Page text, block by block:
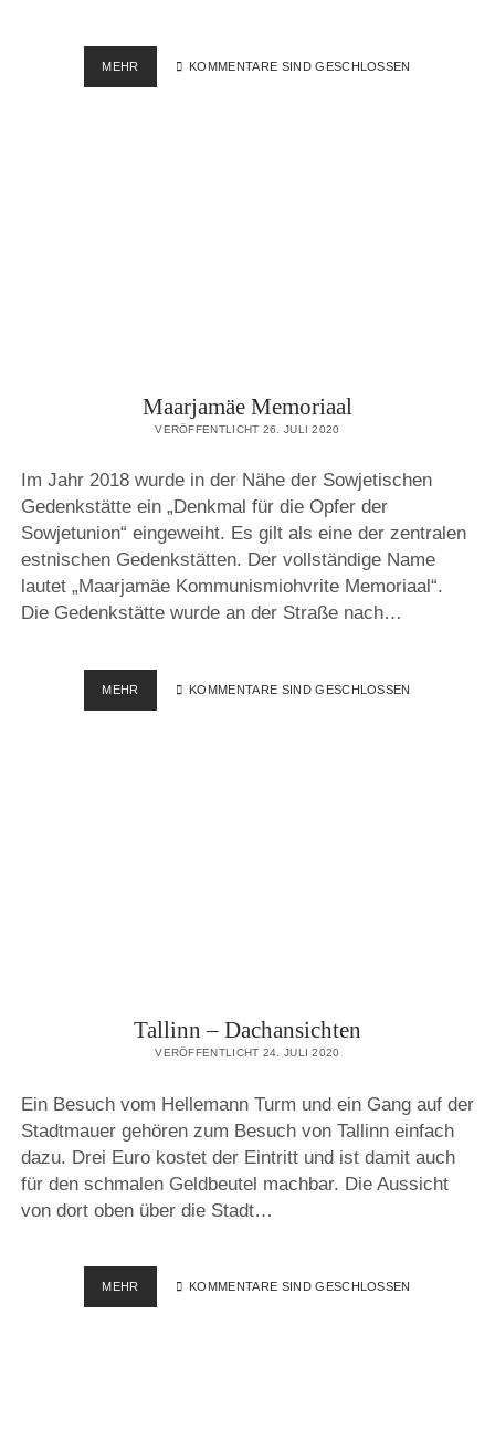
MEHR
WASSERFALL
KOMMENTARE SIND GESCHLOSSEN
Maarjamäe Memoriaal
VERÖFFENTLICHT 26. JULI 2020
Im Jahr 2018 wurde in der Nähe der Sowjetischen
Gedenkstätte ein „Denkmal für die Opfer der
Sowjetunion“ eingeweiht. Es gilt als eine der zentralen
estnischen Gedenkstätten. Der vollständige Name
lautet „Maarjamäe Kommunismiohvrite Memoriaal“.
Die Gedenkstätte wurde an der Straße nach…
MEHR MAARJAMÄE
MEMORIAAL
KOMMENTARE SIND GESCHLOSSEN
Tallinn – Dachansichten
VERÖFFENTLICHT 24. JULI 2020
Ein Besuch vom Hellemann Turm und ein Gang auf der
Stadtmauer gehören zum Besuch von Tallinn einfach
dazu. Drei Euro kostet der Eintritt und ist damit auch
für den schmalen Geldbeutel machbar. Die Aussicht
von dort oben über die Stadt…
MEHR TALLINN
–
KOMMENTARE SIND GESCHLOSSEN